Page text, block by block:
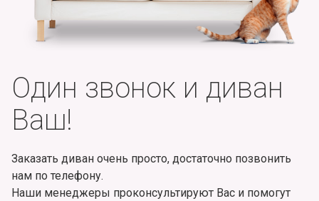
Один звонок и диван
Ваш!
Заказать диван очень просто, достаточно позвонить
нам по телефону.
Наши менеджеры проконсультируют Вас и помогут